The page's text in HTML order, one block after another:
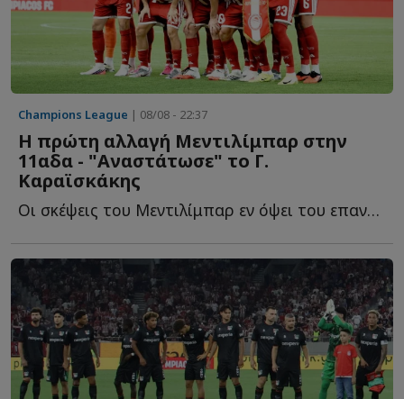
Champions League | 08/08 - 22:37
Η πρώτη αλλαγή Μεντιλίμπαρ στην
11αδα - "Αναστάτωσε" το Γ.
Καραϊσκάκης
Οι σκέψεις του Μεντιλίμπαρ εν όψει του επαναληπτικού τ...